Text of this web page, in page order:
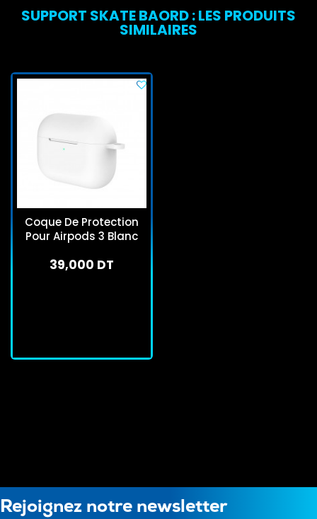
SUPPORT SKATE BAORD : LES PRODUITS
SIMILAIRES
Coque De Protection
Pour Airpods 3 Blanc
39,000 DT
Rejoignez notre newsletter